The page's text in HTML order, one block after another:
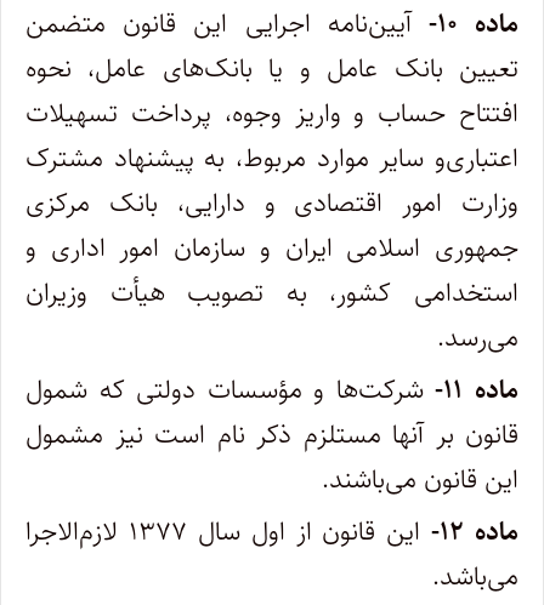
‌ماده ۱۰-
آیین‌نامه اجرایی این قانون متضمن
تعیین بانک عامل و یا بانک‌های عامل، نحوه
افتتاح حساب و واریز وجوه، پرداخت تسهیلات
اعتباری‌و سایر موارد مربوط، به پیشنهاد مشترک
وزارت امور اقتصادی و دارایی، بانک مرکزی
جمهوری اسلامی ایران و سازمان امور اداری و
استخدامی کشور،‌ به تصویب هیأت وزیران
می‌رسد.
‌ماده ۱۱-
شرکت‌ها و مؤسسات دولتی که شمول
قانون بر آنها مستلزم ذکر نام است نیز مشمول
این قانون می‌باشند.
‌ماده ۱۲-
این قانون از اول سال ۱۳۷۷ لازم‌الاجرا
می‌باشد.